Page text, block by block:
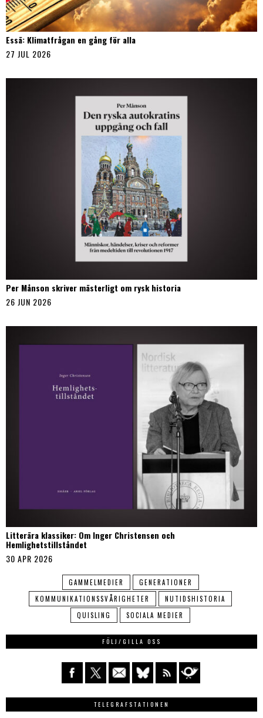
Essä: Klimatfrågan en gång för alla
27 JUL 2026
Per Månson skriver mästerligt om rysk historia
26 JUN 2026
Litterära klassiker: Om Inger Christensen och
Hemlighetstillståndet
30 APR 2026
GAMMELMEDIER
GENERATIONER
KOMMUNIKATIONSSVÅRIGHETER
NUTIDSHISTORIA
QUISLING
SOCIALA MEDIER
FÖLJ/GILLA OSS
TELEGRAFSTATIONEN